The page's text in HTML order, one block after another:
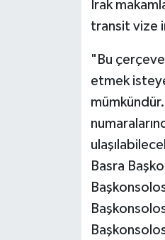
Irak
transit vize
"Bu
etmek
Basra